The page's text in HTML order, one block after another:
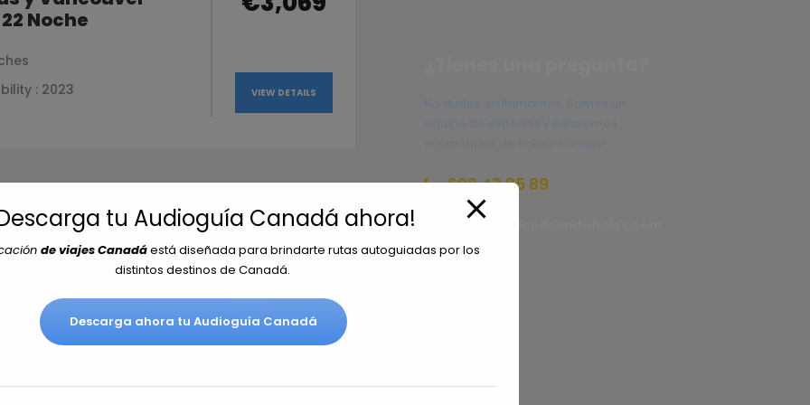
Noche
: 2023
VIEW DETAILS
rocosas
Passage
: 2023
VIEW DETAILS
699 43 85 89
reservas@redlandsandwhales.com
tu Audioguía Canadá ahora!
de viajes Canadáestá diseñada para brindarte rutas autoguiadas por los
distintos destinos de Canadá.
Descarga ahora tu Audioguía Canadá